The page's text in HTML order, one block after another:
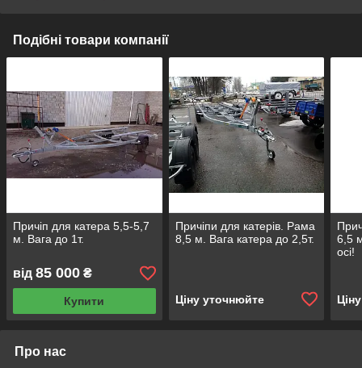
Подібні товари компанії
Причіп для катера 5,5-5,7
м. Вага до 1т.
від 85 000 ₴
Купити
Причіпи для катерів. Рама
8,5 м. Вага катера до 2,5т.
Ціну уточнюйте
6,5
осі!
Про нас